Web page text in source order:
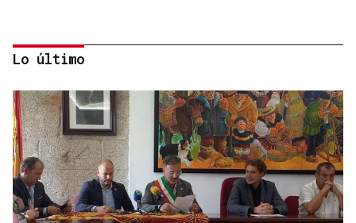
PLAN DE VERANO
Lo último